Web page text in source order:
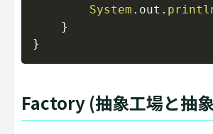
System . out .
}
}
Factory (抽象工場と抽